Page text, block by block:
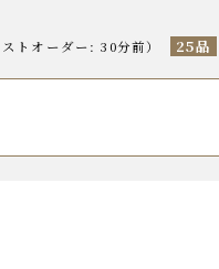
ラストオーダー: 30分前） 25品